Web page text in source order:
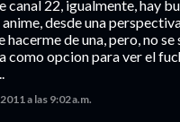
canal 22, igualmente, hay
desde una
hacerme de una, pero, no
como opcion para ver el
a las 9:02 a.m.